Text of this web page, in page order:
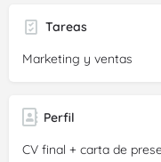
Tareas
Marketing y ventas
Perfil
CV final + carta de